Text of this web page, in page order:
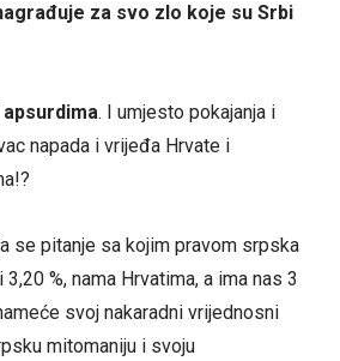
za svo zlo koje su Srbi
apsurdima. I umjesto pokajanja i
napada i vrijeđa Hrvate i
se pitanje sa kojim pravom srpska
%, nama Hrvatima, a ima nas 3
svoj nakaradni vrijednosni
mitomaniju i svoju